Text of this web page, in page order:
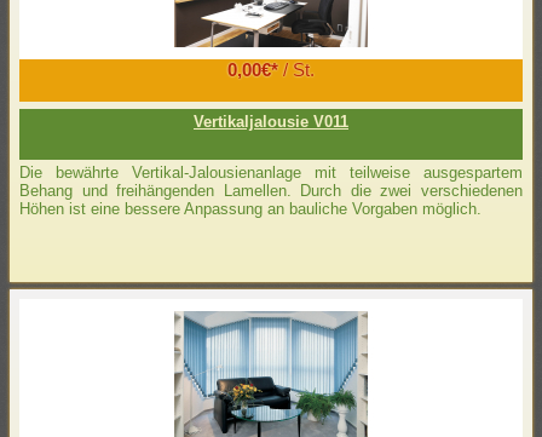
0,00€*/ St.
Vertikaljalousie V011
Die bewährte Vertikal-Jalousienanlage mit teilweise ausgespartem
Behang und freihängenden Lamellen. Durch die zwei verschiedenen
Höhen ist eine bessere Anpassung an bauliche Vorgaben möglich.